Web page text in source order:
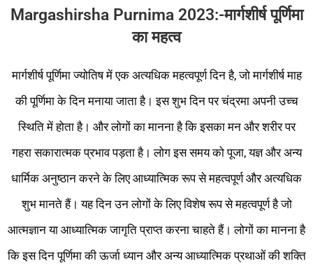
Margashirsha Purnima 2023:-मार्गशीर्ष पूर्णिमा
का महत्व
मार्गशीर्ष पूर्णिमा ज्योतिष में एक अत्यधिक महत्वपूर्ण दिन है, जो मार्गशीर्ष माह
की पूर्णिमा के दिन मनाया जाता है। इस शुभ दिन पर चंद्रमा अपनी उच्च
स्थिति में होता है। और लोगों का मानना ​​है कि इसका मन और शरीर पर
गहरा सकारात्मक प्रभाव पड़ता है। लोग इस समय को पूजा, यज्ञ और अन्य
धार्मिक अनुष्ठान करने के लिए आध्यात्मिक रूप से महत्वपूर्ण और अत्यधिक
शुभ मानते हैं। यह दिन उन लोगों के लिए विशेष रूप से महत्वपूर्ण है जो
आत्मज्ञान या आध्यात्मिक जागृति प्राप्त करना चाहते हैं। लोगों का मानना ​​है
कि इस दिन पूर्णिमा की ऊर्जा ध्यान और अन्य आध्यात्मिक प्रथाओं की शक्ति